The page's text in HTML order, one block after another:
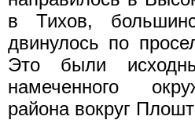
в Тихов,
двинулось по
Это были
намеченного
района вокруг